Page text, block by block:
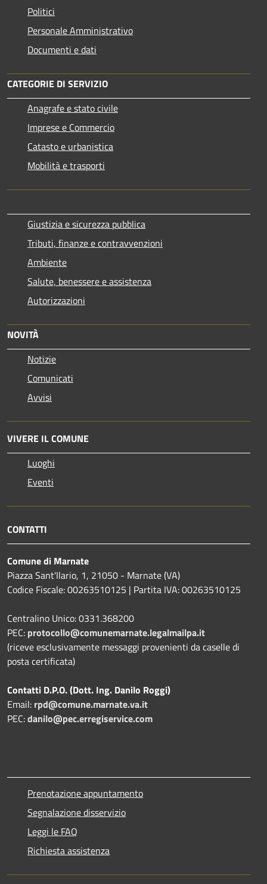
Politici
Personale Amministrativo
Documenti e dati
CATEGORIE DI SERVIZIO
Anagrafe e stato civile
Imprese e Commercio
Catasto e urbanistica
Mobilità e trasporti
Giustizia e sicurezza pubblica
Tributi, finanze e contravvenzioni
Ambiente
Salute, benessere e assistenza
Autorizzazioni
NOVITÀ
Notizie
Comunicati
Avvisi
VIVERE IL COMUNE
Luoghi
Eventi
CONTATTI
Comune di Marnate
Piazza Sant'Ilario, 1, 21050 - Marnate (VA)
Codice Fiscale: 00263510125 | Partita IVA: 00263510125
Centralino Unico: 0331.368200
PEC: protocollo@comunemarnate.legalmailpa.it
(riceve esclusivamente messaggi provenienti da caselle di
posta certificata)
Contatti D.P.O. (Dott. Ing. Danilo Roggi)
Email: rpd@comune.marnate.va.it
PEC:danilo@pec.erregiservice.com
Prenotazione appuntamento
Segnalazione disservizio
Leggi le FAQ
Richiesta assistenza